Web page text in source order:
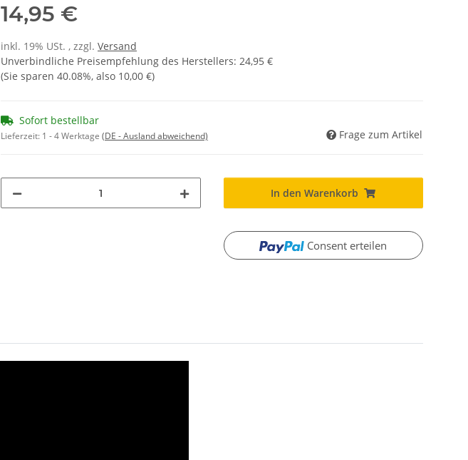
14,95 €
inkl. 19% USt. , zzgl. Versand
Unverbindliche Preisempfehlung des Herstellers: 24,95 €
(Sie sparen 40.08%, also 10,00 €)
Sofort bestellbar
Lieferzeit: 1 - 4 Werktage (DE - Ausland abweichend) Frage zum Artikel
In den Warenkorb
Consent erteilen